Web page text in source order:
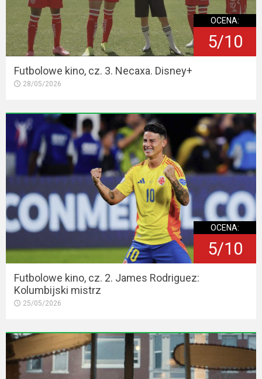
OCENA:
5/10
Futbolowe kino, cz. 3. Necaxa. Disney+
28/05/2026
OCENA:
5/10
Futbolowe kino, cz. 2. James Rodriguez:
Kolumbijski mistrz
25/05/2026